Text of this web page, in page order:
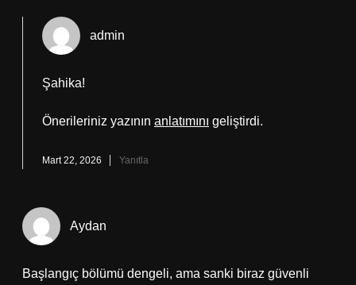
admin
Şahika!
Önerileriniz yazının anlatımını geliştirdi.
Mart 22, 2026 Yanıtla
Aydan
Başlangıç bölümü dengeli, ama sanki biraz güvenli